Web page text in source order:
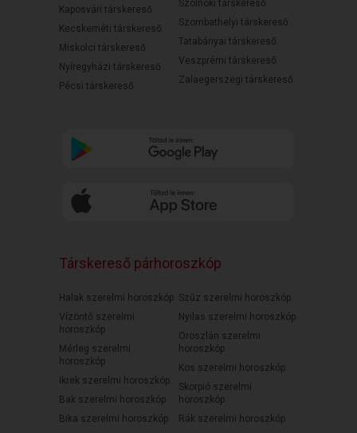
Kaposvári társkereső
Kecskeméti társkereső
Miskolci társkereső
Nyíregyházi társkereső
Pécsi társkereső
Szolnoki társkereső
Szombathelyi társkereső
Tatabányai társkereső
Veszprémi társkereső
Zalaegerszegi társkereső
Társkereső párhoroszkóp
Halak szerelmi horoszkóp
Vízöntő szerelmi
horoszkóp
Mérleg szerelmi
horoszkóp
Ikrek szerelmi horoszkóp
Bak szerelmi horoszkóp
Bika szerelmi horoszkóp
Szűz szerelmi horoszkóp
Nyilas szerelmi horoszkóp
Oroszlán szerelmi
horoszkóp
Kos szerelmi horoszkóp
Skorpió szerelmi
horoszkóp
Rák szerelmi horoszkóp